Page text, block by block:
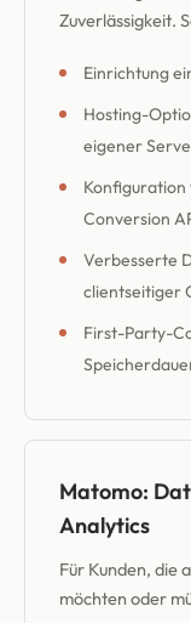
Zuverlässigkeit.
Einrichtung
Hosting-
eigener
Konfiguration
Conversion
Verbesserte
clientseitiger
First-Party-
Matomo:
Analytics
Für Kunden, die
möchten oder